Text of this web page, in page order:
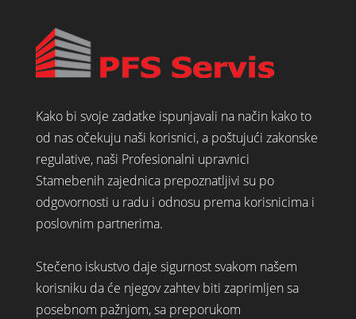
Kako bi svoje zadatke ispunjavali na način kako to
od nas očekuju naši korisnici, a poštujući zakonske
regulative, naši Profesionalni upravnici
Stamebenih zajednica prepoznatljivi su po
odgovornosti u radu i odnosu prema korisnicima i
poslovnim partnerima.
Stečeno iskustvo daje sigurnost svakom našem
korisniku da će njegov zahtev biti zaprimljen sa
posebnom pažnjom, sa preporukom